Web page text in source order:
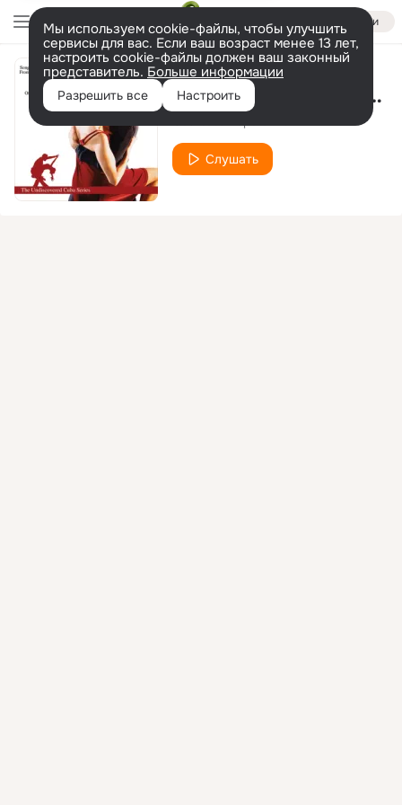
Войти
Мы используем cookie-файлы, чтобы улучшить
сервисы для вас. Если ваш возраст менее 13 лет,
настроить cookie-файлы должен ваш законный
представитель. Больше информации
Разрешить все Настроить Mackerls and Ruin / Escombros y Ruina
Слушать